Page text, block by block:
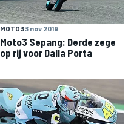
MOTO33 nov 2019
Moto3 Sepang: Derde zege
op rij voor Dalla Porta